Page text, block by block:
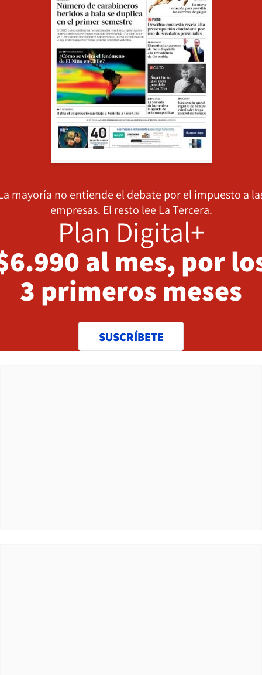
mayoría no entiende el debate por el impuesto a
empresas. El resto lee La Tercera.
Plan Digital+
al mes, por
3 primeros meses
SUSCRÍBETE